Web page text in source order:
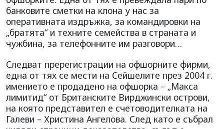
банковите сметки на клона у нас за
оперативната издръжка, за командировки на
„братята“ и техните семейства в страната и
чужбина, за телефонните им разговори…
Следват пререгистрации на офшорните фирми,
една от тях се мести на Сейшелите през 2004 г.
имението е продадено на офшорка – „Макса
лимитид“ от Британските Вирджински острови,
на която представител е счетоводителката на
Галеви – Христина Ангелова. След като е събрал